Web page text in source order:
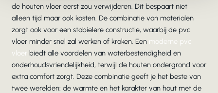
de houten vloer eerst zou verwijderen. Dit bespaart niet
alleen tijd maar ook kosten. De combinatie van materialen
zorgt ook voor een stabielere constructie, waarbij de pvc
vloer minder snel zal werken of kraken. Een moderne pvc
vloer biedt alle voordelen van waterbestendigheid en
onderhoudsvriendelijkheid, terwijl de houten ondergrond voor
extra comfort zorgt. Deze combinatie geeft je het beste van
twee werelden: de warmte en het karakter van hout met de